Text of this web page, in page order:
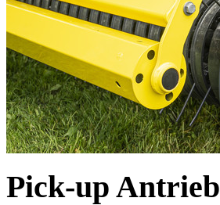
Pick-up Antrieb